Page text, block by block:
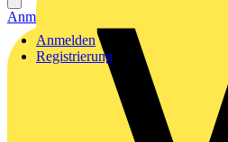
Anmelden
Registrierung
Anmelden